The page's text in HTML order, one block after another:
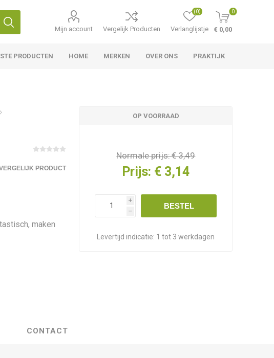
Mijn account Vergelijk Producten Verlanglijstje
(0) 0
€ 0,00
PRODUCTEN HOME MERKEN OVER ONS PRAKTIJK
PRODUCT
maken
OP VOORRAAD
Normale prijs:€ 3,49
Prijs: € 3,14
i
h
BESTEL
Levertijd indicatie: 1 tot 3 werkdagen
CONTACT